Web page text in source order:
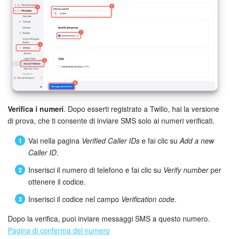
Verifica i numeri. Dopo esserti registrato a Twilio, hai la versione
di prova, che ti consente di inviare SMS solo ai numeri verificati.
Vai nella pagina Verified Caller IDs e fai clic suAdd a new
Caller ID.
Inserisci il numero di telefono e fai clic su Verify numberper
ottenere il codice.
Inserisci il codice nel campo Verification code.
Dopo la verifica, puoi inviare messaggi SMS a questo numero.
Pagina di conferma del numero